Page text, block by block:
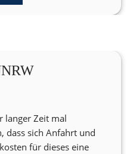
langer Zeit mal
dass sich Anfahrt und
für dieses eine